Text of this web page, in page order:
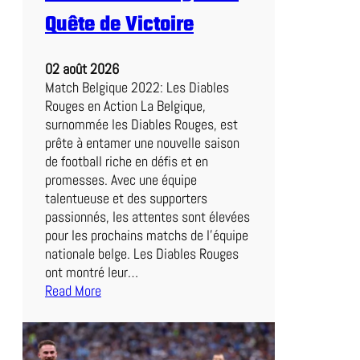
U
n
u
e
P
a
l
p
i
t
a
n
t
e
P
e
Quête de Victoire
02 août 2026
Match Belgique 2022: Les Diables
Rouges en Action La Belgique,
surnommée les Diables Rouges, est
prête à entamer une nouvelle saison
de football riche en défis et en
promesses. Avec une équipe
talentueuse et des supporters
passionnés, les attentes sont élevées
pour les prochains matchs de l’équipe
nationale belge. Les Diables Rouges
ont montré leur…
Read More
M
a